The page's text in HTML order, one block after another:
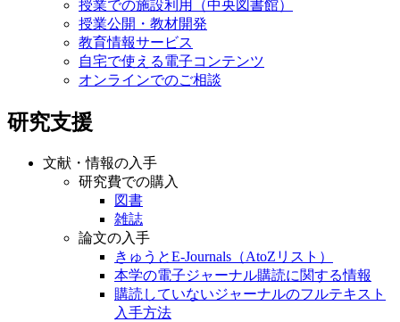
授業での施設利用（中央図書館）
授業公開・教材開発
教育情報サービス
自宅で使える電子コンテンツ
オンラインでのご相談
研究支援
文献・情報の入手
研究費での購入
図書
雑誌
論文の入手
きゅうとE-Journals（AtoZリスト）
本学の電子ジャーナル購読に関する情報
購読していないジャーナルのフルテキスト
入手方法